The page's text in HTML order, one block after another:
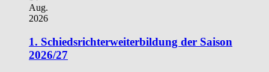
Aug.
2026
1. Schiedsrichterweiterbildung der Saison
2026/27